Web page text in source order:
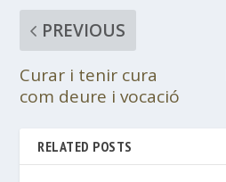
PREVIOUS
Curar i tenir cura
com deure i vocació
RELATED POSTS